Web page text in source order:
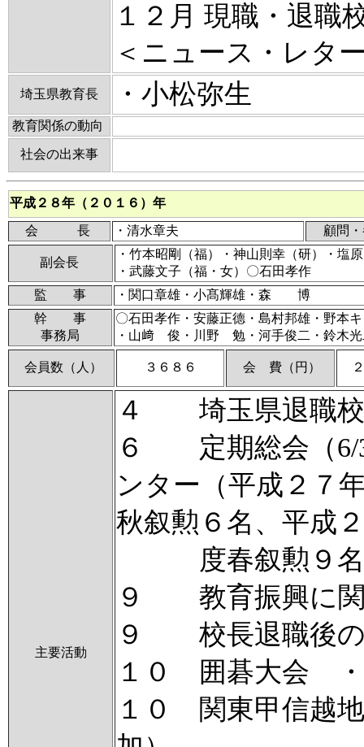
１２月 現職・退職
＜ニュース・レ
埼玉県教育長 ・小松弥生
教育関係の動向
社会の出来事
平成２８年（２０１６）年
会 長
・清水章夫 顧問
副会長
・竹本昭剛（福）・神山則幸（研）・
・武藤文子（福・女）〇石田孝作
監 事
・関口章雄・小髙輝雄・森 博
幹 事
事務局
〇石田孝作・安藤正德・島村邦雄・野本
・山﨑 俊・川野 勉・河手俊二・鈴木
会員数（人） ３６８６ 会 費（円）
主要活動
４ 埼玉県退職校
６ 定期総会（6/3
ンター（平成２７
秋叙勲６名、平成
度春叙勲９名
９ 教育振興に関
９ 校長退職後の
１０ 囲碁大会
１０ 関東甲信越